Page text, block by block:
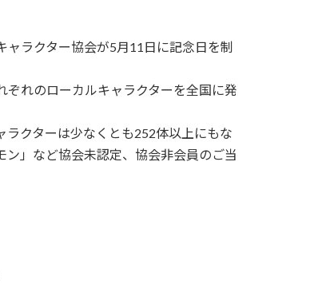
ャラクター協会が5月11日に記念日を制
れのローカルキャラクターを全国に発
クターは少なくとも252体以上にもな
」など協会未認定、協会非会員のご当